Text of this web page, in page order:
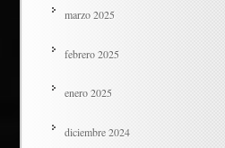
marzo 2025
febrero 2025
enero 2025
diciembre 2024